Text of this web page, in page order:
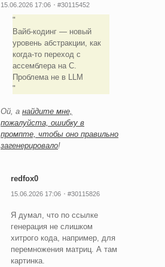
15.06.2026 17:06 #30115452
Вайб-кодинг — новый
уровень абстракции, как
когда-то переход с
ассемблера на C.
Проблема не в LLM
Ой, а найдите мне,
пожалуйста, ошибку в
промпте, чтобы оно правильно
загенерировало!
redfox0
15.06.2026 17:06 #30115826
Я думал, что по ссылке
генерация не слишком
хитрого кода, например, для
перемножения матриц. А там
картинка.